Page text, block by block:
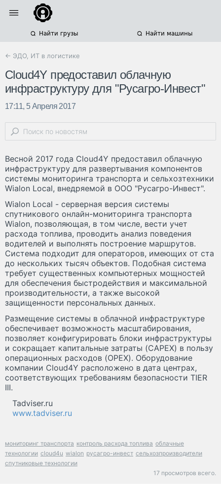
Найти грузы Найти машины
← ЭДО, ИТ в логистике
Cloud4Y предоставил облачную
инфраструктуру для "Русагро-Инвест"
17:11, 5 Апреля 2017
Весной 2017 года Cloud4Y предоставил облачную
инфраструктуру для развертывания компонентов
системы мониторинга транспорта и сельхозтехники
Wialon Local, внедряемой в ООО "Русагро-Инвест".
Wialon Local - серверная версия системы
спутникового онлайн-мониторинга транспорта
Wialon, позволяющая, в том числе, вести учет
расхода топлива, проводить анализ поведения
водителей и выполнять построение маршрутов.
Система подходит для операторов, имеющих от ста
до нескольких тысяч объектов. Подобная система
требует существенных компьютерных мощностей
для обеспечения быстродействия и максимальной
производительности, а также высокой
защищенности персональных данных.
Размещение системы в облачной инфраструктуре
обеспечивает возможность масштабирования,
позволяет конфигурировать блоки инфраструктуры
и сокращает капитальные затраты (CAPEX) в пользу
операционных расходов (OPEX). Оборудование
компании Cloud4Y расположено в дата центрах,
соответствующих требованиям безопасности TIER
III.
Tadviser.ru
www.tadviser.ru
мониторинг транспорта контроль расхода топлива облачные
технологии cloud4u wialon русагро-инвест сельхозпроизводители
спутниковые технологии
17 просмотров всего.